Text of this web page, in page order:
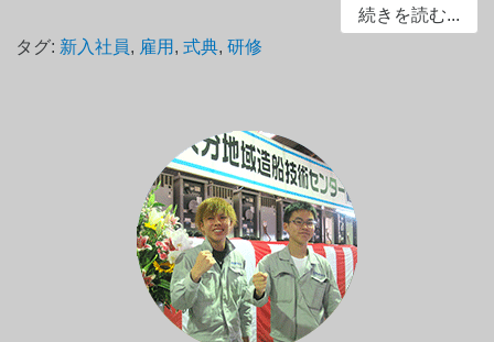
続きを読む...
タグ: 新入社員, 雇用 ,式典,研修